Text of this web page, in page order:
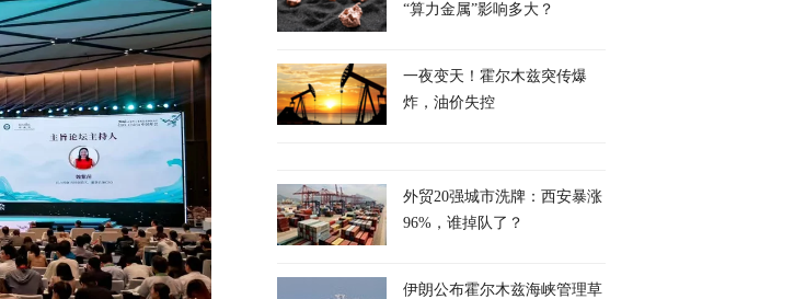
“算力金属”影响多大？
一夜变天！霍尔木兹突传爆
炸，油价失控
外贸20强城市洗牌：西安暴涨
96%，谁掉队了？
伊朗公布霍尔木兹海峡管理草